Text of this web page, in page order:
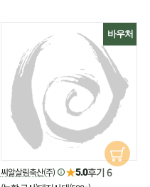
바우처
씨알살림축산(주) ★5.0후기 6